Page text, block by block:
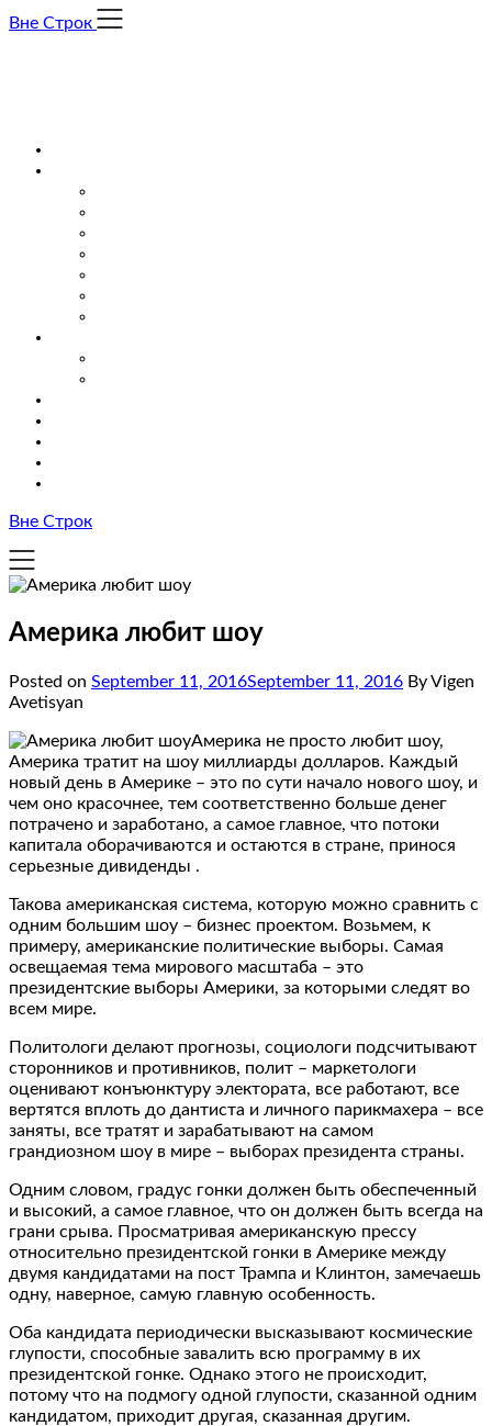
Skip
Вне Строк
Вне Строк
Америка любит шоу
Posted on September 11, 2016September 11, 2016 By Vigen
Avetisyan
Америка не просто любит шоу,
Америка тратит на шоу миллиарды долларов. Каждый
новый день в Америке – это по сути начало нового шоу, и
чем оно красочнее, тем соответственно больше денег
потрачено и заработано, а самое главное, что потоки
капитала оборачиваются и остаются в стране, принося
серьезные дивиденды .
Такова американская система, которую можно сравнить с
одним большим шоу – бизнес проектом. Возьмем, к
примеру, американские политические выборы. Самая
освещаемая тема мирового масштаба – это
президентские выборы Америки, за которыми следят во
всем мире.
Политологи делают прогнозы, социологи подсчитывают
сторонников и противников, полит – маркетологи
оценивают конъюнктуру электората, все работают, все
вертятся вплоть до дантиста и личного парикмахера – все
заняты, все тратят и зарабатывают на самом
грандиозном шоу в мире – выборах президента страны.
Одним словом, градус гонки должен быть обеспеченный
и высокий, а самое главное, что он должен быть всегда на
грани срыва. Просматривая американскую прессу
относительно президентской гонки в Америке между
двумя кандидатами на пост Трампа и Клинтон, замечаешь
одну, наверное, самую главную особенность.
Оба кандидата периодически высказывают космические
глупости, способные завалить всю программу в их
президентской гонке. Однако этого не происходит,
потому что на подмогу одной глупости, сказанной одним
кандидатом, приходит другая, сказанная другим.